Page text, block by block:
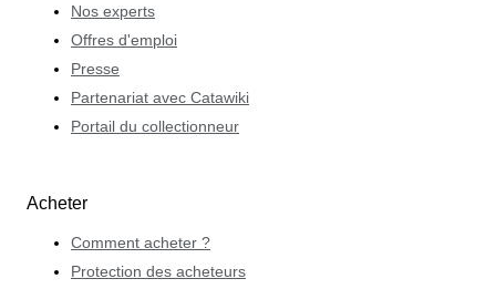
Nos experts
Offres d'emploi
Presse
Partenariat avec Catawiki
Portail du collectionneur
Acheter
Comment acheter ?
Protection des acheteurs